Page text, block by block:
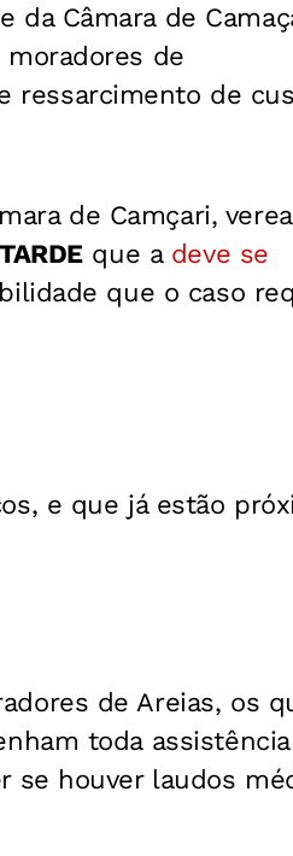
da Câmara de
moradores de
ressarcimento de
de Camçari,
que adeve se
que o caso
e que já estão
de Areias, os
toda assistência
se houver laudos